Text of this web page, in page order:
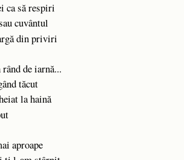
ca să respiri
cuvântul
din priviri
de iarnă...
tăcut
la haină
aproape